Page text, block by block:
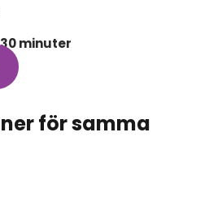
minuter
för samma